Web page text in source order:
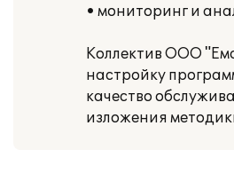
• мониторинг и
Коллектив ООО
настройку
качество
изложения